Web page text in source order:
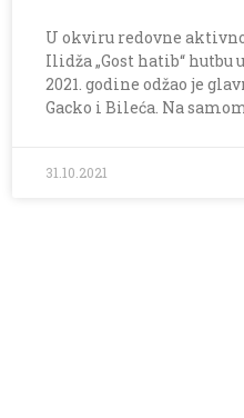
U okviru redovne
Ilidža „Gost hatib“ hutbu u
2021. godine odžao je
Gacko i Bileća. Na
31.10.2021